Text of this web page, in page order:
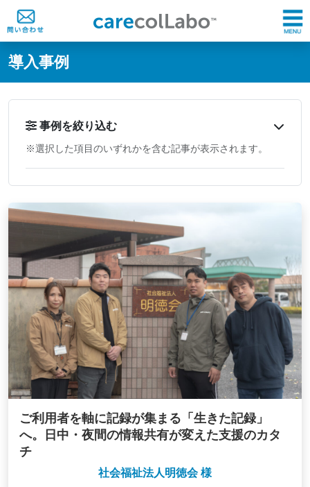
@ -0,0 +1,60 @@
導入事例
事例を絞り込む
※選択した項目のいずれかを含む記事が表示されます。
ご利用者を軸に記録が集まる「生きた記録」
へ。日中・夜間の情報共有が変えた支援のカタ
チ
社会福祉法人明徳会 様